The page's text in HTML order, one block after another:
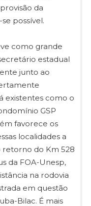
da
possível.
como grande
estadual
junto ao
existentes como o
GSP
favorece os
localidades a
retorno do Km 528
da FOA-Unesp,
na rodovia
em questão
Bilac. É mais